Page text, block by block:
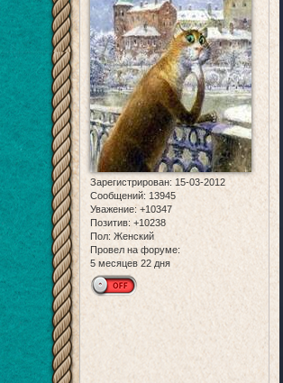
Зарегистрирован: 15-03-2012
Сообщений: 13945
Уважение: +10347
Позитив: +10238
Пол: Женский
Провел на форуме:
5 месяцев 22 дня